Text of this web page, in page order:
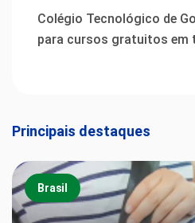
Colégio Tecnológico de
para cursos gratuitos em
Principais destaques
Brasil